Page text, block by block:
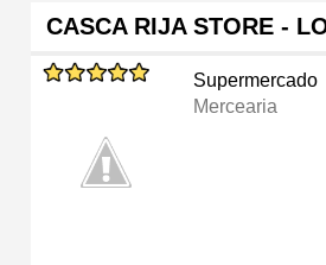
CASCA RIJA STORE -
Supermercado
Mercearia